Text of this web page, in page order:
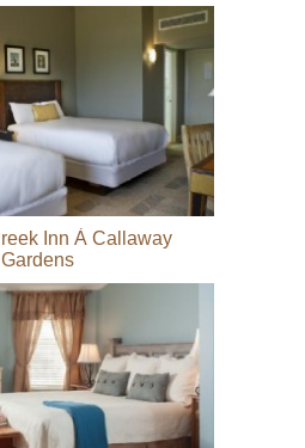
Inn À Callaway
Gardens